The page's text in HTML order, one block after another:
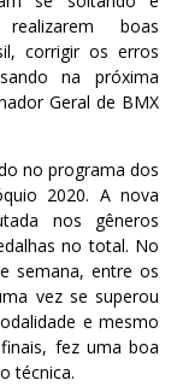
boas
corrigir os erros
na próxima
Geral de BMX
no programa dos
2020. A nova
nos gêneros
no total. No
semana, entre os
vez se superou
e mesmo
fez uma boa
técnica.